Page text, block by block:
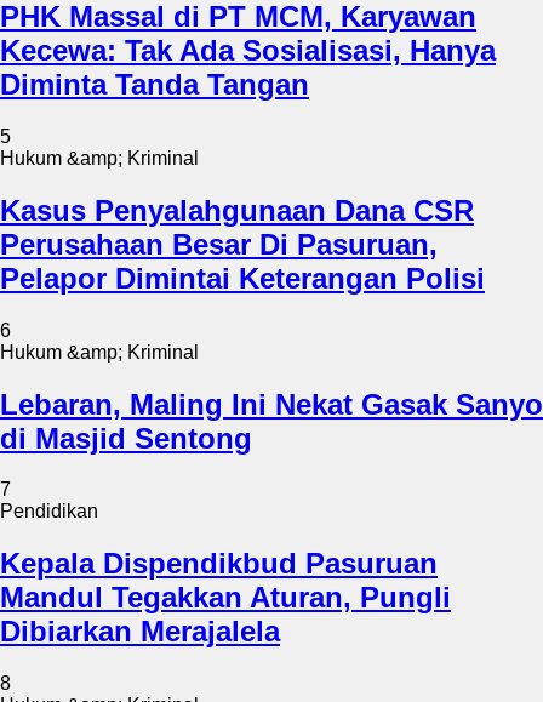
PHK Massal di PT MCM, Karyawan
Kecewa: Tak Ada Sosialisasi, Hanya
Diminta Tanda Tangan
5
Hukum &amp; Kriminal
Kasus Penyalahgunaan Dana CSR
Perusahaan Besar Di Pasuruan,
Pelapor Dimintai Keterangan Polisi
6
Hukum &amp; Kriminal
Lebaran, Maling Ini Nekat Gasak Sanyo
di Masjid Sentong
7
Pendidikan
Kepala Dispendikbud Pasuruan
Mandul Tegakkan Aturan, Pungli
Dibiarkan Merajalela
8